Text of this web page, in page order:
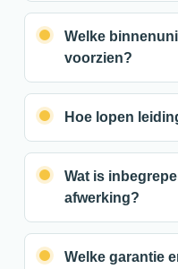
Welke
voorzien?
Hoe lopen
Wat is
afwerking?
Welke garantie